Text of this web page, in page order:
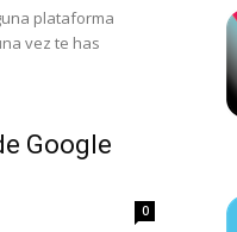
plataforma
vez te has
Google
0